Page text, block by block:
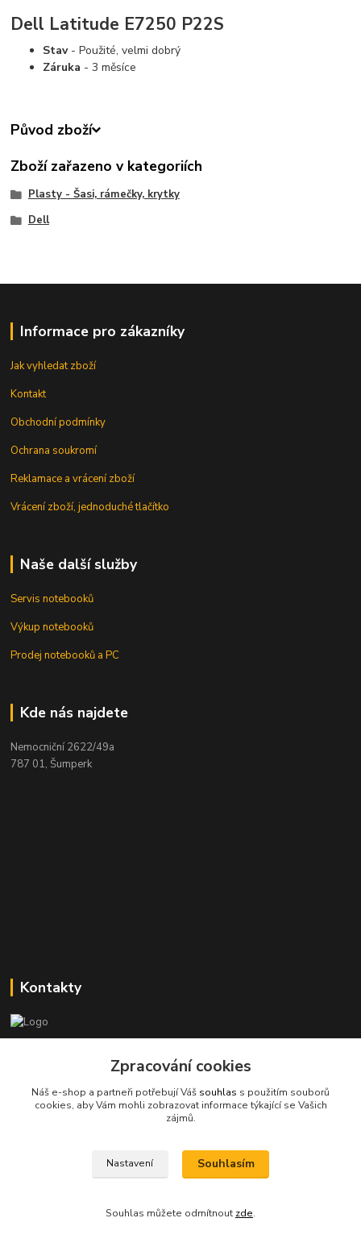
Dell Latitude E7250 P22S
Stav - Použité, velmi dobrý
Záruka - 3 měsíce
Původ zboží
Zboží zařazeno v kategoriích
Plasty - Šasi, rámečky, krytky
Dell
Informace pro zákazníky
Jak vyhledat zboží
Kontakt
Obchodní podmínky
Ochrana soukromí
Reklamace a vrácení zboží
Vrácení zboží, jednoduché tlačítko
Naše další služby
Servis notebooků
Výkup notebooků
Prodej notebooků a PC
Kde nás najdete
Nemocniční 2622/49a
787 01, Šumperk
Kontakty
+420 601 366 545
info@spkcomputer.cz
Zpracování cookies
Náš e-shop a partneři potřebují Váš souhlas s použitím souborů
cookies, aby Vám mohli zobrazovat informace týkající se Vašich
zájmů.
Nastavení Souhlasím
Souhlas můžete odmítnout zde.